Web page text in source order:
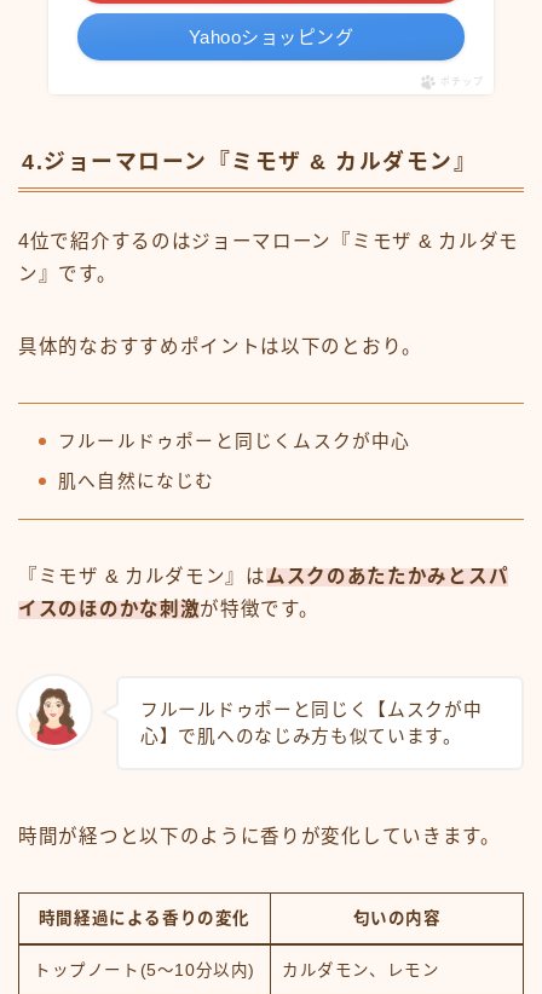
Yahooショッピング
ポチップ
4.ジョーマローン『ミモザ & カルダモン』
4位で紹介するのはジョーマローン『ミモザ & カルダモ
ン』です。
具体的なおすすめポイントは以下のとおり。
フルールドゥポーと同じくムスクが中心
肌へ自然になじむ
『ミモザ & カルダモン』はムスクのあたたかみとスパ
イスのほのかな刺激が特徴です。
フルールドゥポーと同じく【ムスクが中
心】で肌へのなじみ方も似ています。
時間が経つと以下のように香りが変化していきます。
時間経過による香りの変化 匂いの内容
トップノート(5～10分以内) カルダモン、レモン